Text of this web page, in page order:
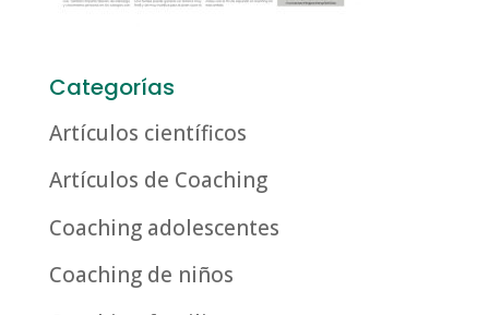
Categorías
Artículos científicos
Artículos de Coaching
Coaching adolescentes
Coaching de niños